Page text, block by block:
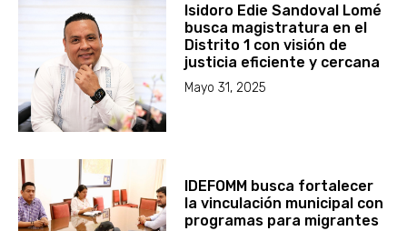
Isidoro Edie Sandoval Lomé
busca magistratura en el
Distrito 1 con visión de
justicia eficiente y cercana
Mayo 31, 2025
IDEFOMM busca fortalecer
la vinculación municipal con
programas para migrantes